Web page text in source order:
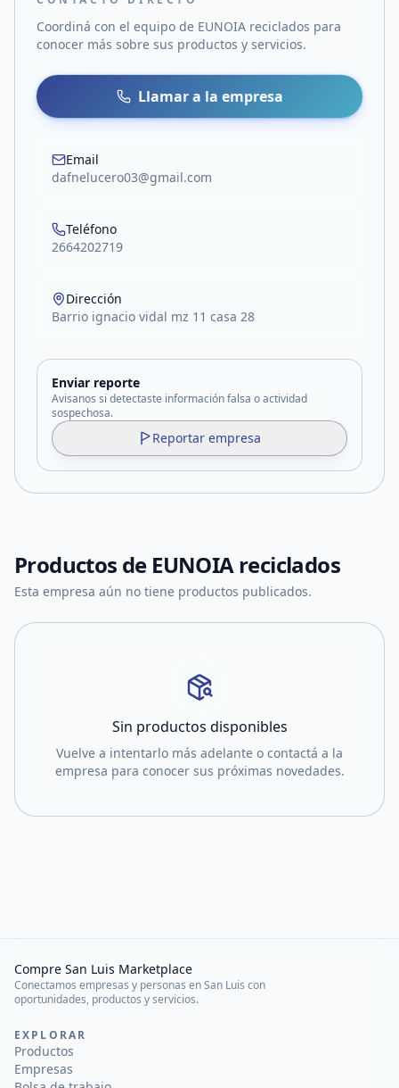
Coordiná con el equipo de EUNOIA reciclados para
conocer más sobre sus productos y servicios.
Llamar a la empresa
Email
dafnelucero03@gmail.com
Teléfono
2664202719
Dirección
Barrio ignacio vidal mz 11 casa 28
Enviar reporte
Avisanos si detectaste información falsa o actividad
sospechosa.
Reportar empresa
Productos de EUNOIA reciclados
Esta empresa aún no tiene productos publicados.
Sin productos disponibles
Vuelve a intentarlo más adelante o contactá a la
empresa para conocer sus próximas novedades.
Compre San Luis Marketplace
Conectamos empresas y personas en San Luis con
oportunidades, productos y servicios.
EXPLORAR
Productos
Empresas